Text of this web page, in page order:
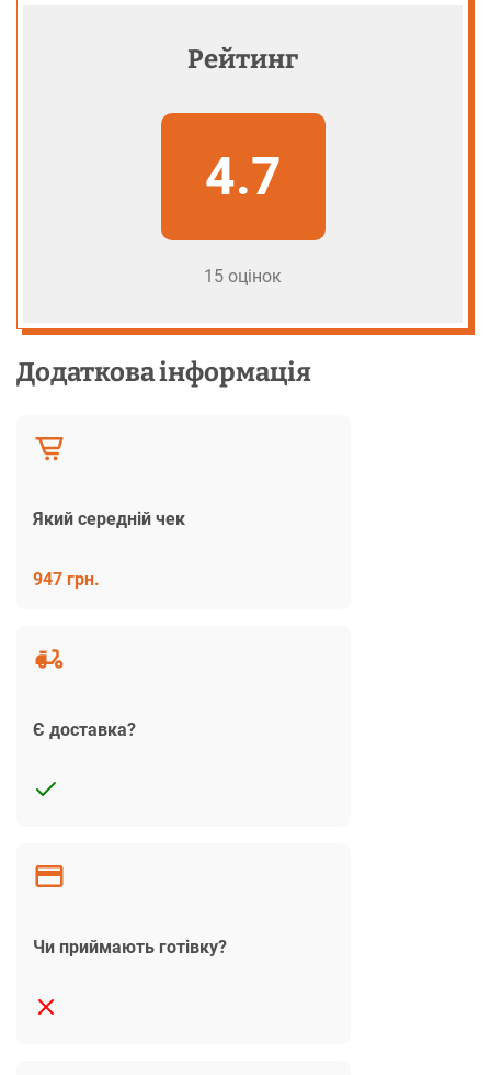
Рейтинг
4.7
15 оцінок
Додаткова інформація
Який середній чек
947 грн.
Є доставка?
Чи приймають готівку?